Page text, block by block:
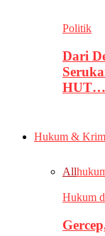
Politik
Dari
HUT…
Hukum &
All
Hukum